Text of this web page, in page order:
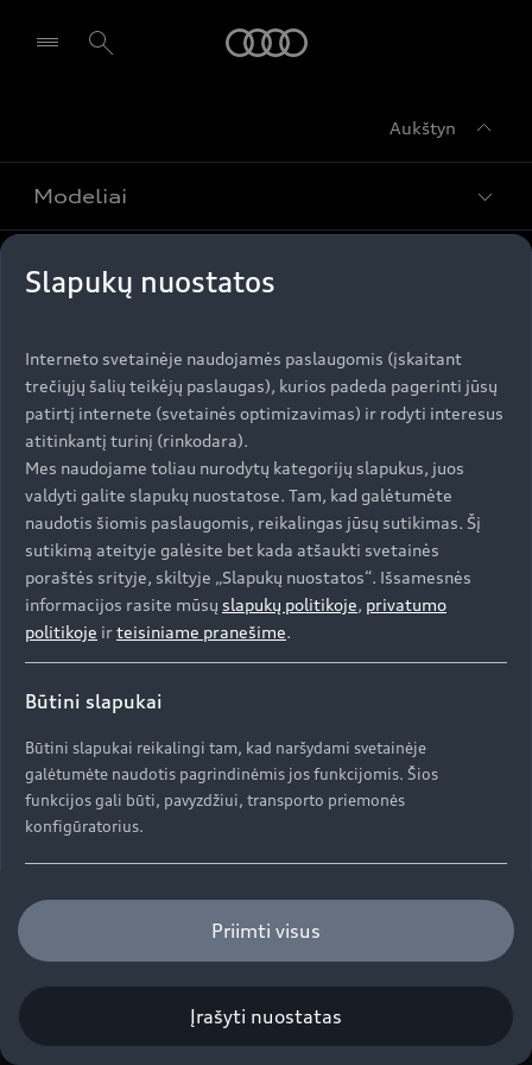
Aukštyn
Modeliai
Visi modeliai
e-tron GT
Specialūs pasiūlymai
Automobiliai sandėlyje
Naudoti Audi
Audi Lizingas
Servisas ir aptarnavimas
Serviso akcijos
Originalias atsargines dalis
Originalūs aksesuarai
Garantijos
Aktualumas
Naujienos
Svarbi informacija mūsų klientams
Atšaukimas dėl oro pagalvių saugumo
Perdirbimas
Naujoji ES padangų ženklinimo etiketė
Pažangos istorijos
AUDI AG
Apie kompaniją (ENG)
Apie kompaniją (ENG)
Istorija (ENG)
Kontaktai
Prekybos atstovai ir serviso partneriai
Informacija apie importuotoją
Autorių teisės
Privatumo politika / Duomenų apsauga
Slapukų politika
„EU Data Act“
Slapukų nuostatos
Interneto svetainėje naudojamės paslaugomis (įskaitant
trečiųjų šalių teikėjų paslaugas), kurios padeda pagerinti jūsų
patirtį internete (svetainės optimizavimas) ir rodyti interesus
atitinkantį turinį (rinkodara).
Mes naudojame toliau nurodytų kategorijų slapukus, juos
valdyti galite slapukų nuostatose. Tam, kad galėtumėte
naudotis šiomis paslaugomis, reikalingas jūsų sutikimas. Šį
sutikimą ateityje galėsite bet kada atšaukti svetainės
poraštės srityje, skiltyje „Slapukų nuostatos“. Išsamesnės
informacijos rasite mūsų slapukų politikoje, privatumo
politikoje irteisiniame pranešime.
Priimti visus
Įrašyti nuostatas
Būtini slapukai
Būtini slapukai reikalingi tam, kad naršydami svetainėje
galėtumėte naudotis pagrindinėmis jos funkcijomis. Šios
funkcijos gali būti, pavyzdžiui, transporto priemonės
konfigūratorius.
Funkciniai slapukai
Funkciniai slapukai leidžia rinkti ir saugoti naudotojo
svetainė būtų patogesnė naudotojui.